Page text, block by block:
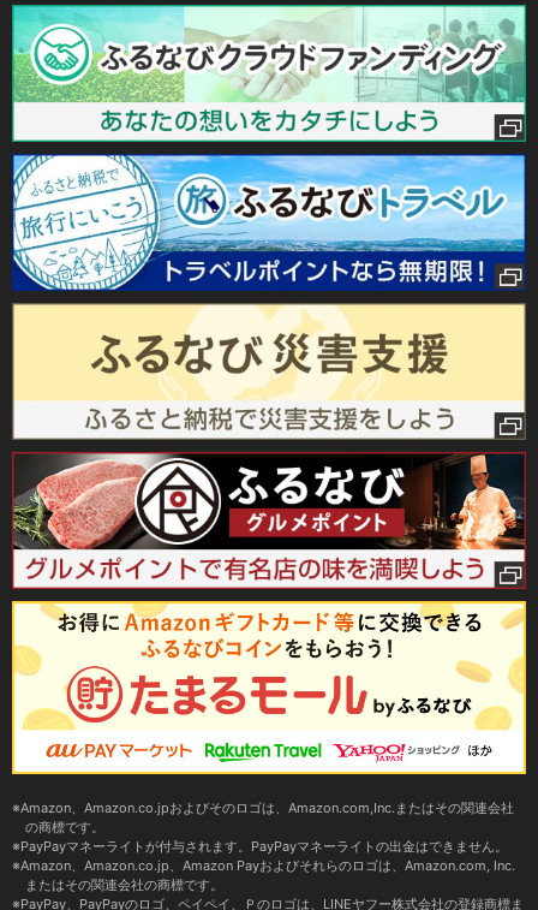
Amazon、Amazon.co.jpおよびそのロゴは、Amazon.com,Inc.またはその関連会社
の商標です。
PayPayマネーライトが付与されます。PayPayマネーライトの出金はできません。
Amazon、Amazon.co.jp、Amazon Payおよびそれらのロゴは、Amazon.com, Inc.
またはその関連会社の商標です。
PayPay、PayPayのロゴ、ペイペイ、Ｐのロゴは、LINEヤフー株式会社の登録商標ま